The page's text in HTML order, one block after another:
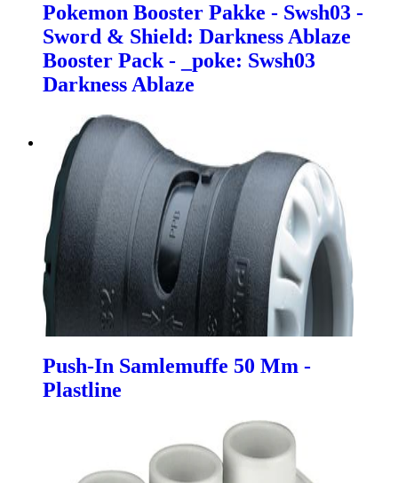
Pokemon Booster Pakke - Swsh03 -
Sword & Shield: Darkness Ablaze
Booster Pack - _poke: Swsh03
Darkness Ablaze
Push-In Samlemuffe 50 Mm -
Plastline